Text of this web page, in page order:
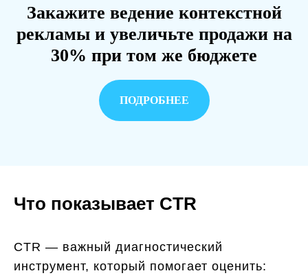
Закажите ведение контекстной
рекламы и увеличьте продажи на
30% при том же бюджете
ПОДРОБНЕЕ
Что показывает CTR
CTR — важный диагностический
инструмент, который помогает оценить: